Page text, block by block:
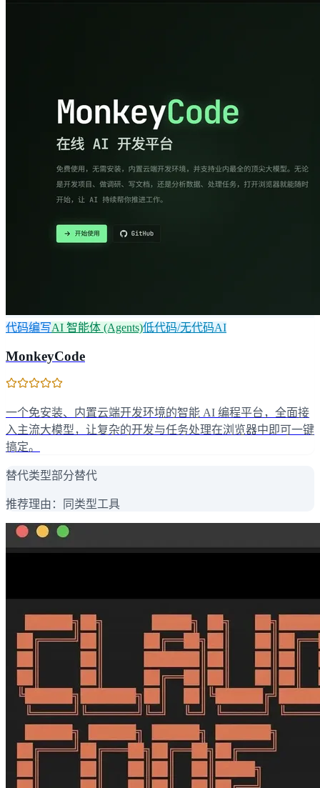
代码编写AI 智能体 (Agents)低代码/无代码AI
MonkeyCode
一个免安装、内置云端开发环境的智能 AI 编程平台，全面接
入主流大模型，让复杂的开发与任务处理在浏览器中即可一键
搞定。
替代类型部分替代
推荐理由： 同类型工具